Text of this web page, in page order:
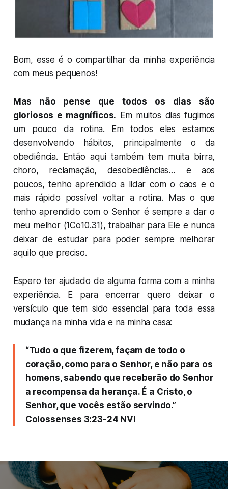
Bom, esse é o compartilhar da minha experiência
com meus pequenos!
Mas não pense que todos os dias são
gloriosos e magníficos. Em muitos dias fugimos
um pouco da rotina. Em todos eles estamos
desenvolvendo hábitos, principalmente o da
obediência. Então aqui também tem muita birra,
choro, reclamação, desobediências… e aos
poucos, tenho aprendido a lidar com o caos e o
mais rápido possível voltar a rotina. Mas o que
tenho aprendido com o Senhor é sempre a dar o
meu melhor (1Co10.31), trabalhar para Ele e nunca
deixar de estudar para poder sempre melhorar
aquilo que preciso.
Espero ter ajudado de alguma forma com a minha
experiência. E para encerrar quero deixar o
versículo que tem sido essencial para toda essa
mudança na minha vida e na minha casa:
“Tudo o que fizerem, façam de todo o
coração, como para o Senhor, e não para os
homens, sabendo que receberão do Senhor
a recompensa da herança. É a Cristo, o
Senhor, que vocês estão servindo.”
Colossenses 3:23-24 NVI